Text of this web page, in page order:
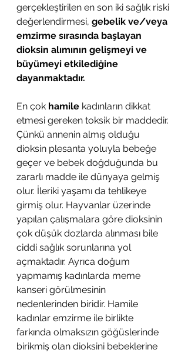
gerçekleştirilen en son iki sağlık riski
değerlendirmesi, gebelik ve/veya
emzirme sırasında başlayan
dioksin alımının gelişmeyi ve
büyümeyi etkilediğine
dayanmaktadır.
En çok hamile kadınların dikkat
etmesi gereken toksik bir maddedir.
Çünkü annenin almış olduğu
dioksin plesanta yoluyla bebeğe
geçer ve bebek doğduğunda bu
zararlı madde ile dünyaya gelmiş
olur. İleriki yaşamı da tehlikeye
girmiş olur. Hayvanlar üzerinde
yapılan çalışmalara göre dioksinin
çok düşük dozlarda alınması bile
ciddi sağlık sorunlarına yol
açmaktadır. Ayrıca doğum
yapmamış kadınlarda meme
kanseri görülmesinin
nedenlerinden biridir. Hamile
kadınlar emzirme ile birlikte
farkında olmaksızın göğüslerinde
birikmiş olan dioksini bebeklerine